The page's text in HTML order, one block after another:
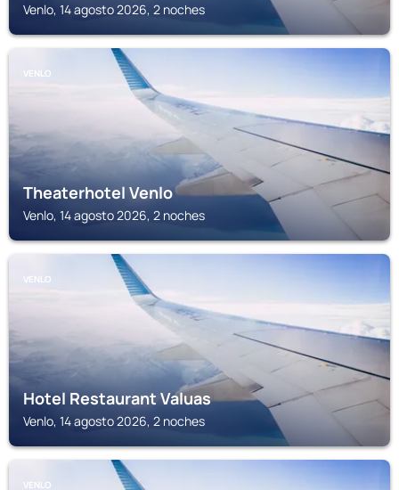
Venlo, 14 agosto 2026, 2 noches
VENLO
Theaterhotel Venlo
Venlo, 14 agosto 2026, 2 noches
VENLO
Hotel Restaurant Valuas
Venlo, 14 agosto 2026, 2 noches
VENLO